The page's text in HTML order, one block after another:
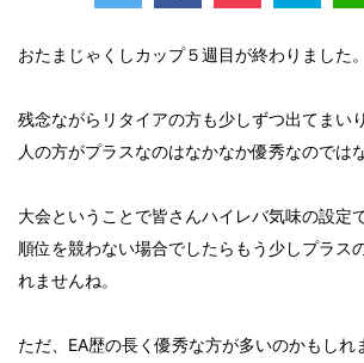
おたまじゃくしカップ５週目が終わりました。
残念ながらリタイアの方も少しずつ出てまい
人の方がプラスなのはなかなか優秀なのでは
大会ということで皆さんハイレバ気味の設定
順位を競わない場合でしたらもう少しプラス
れませんね。
ただ、EA歴の長く優秀な方が多いのかもしれ